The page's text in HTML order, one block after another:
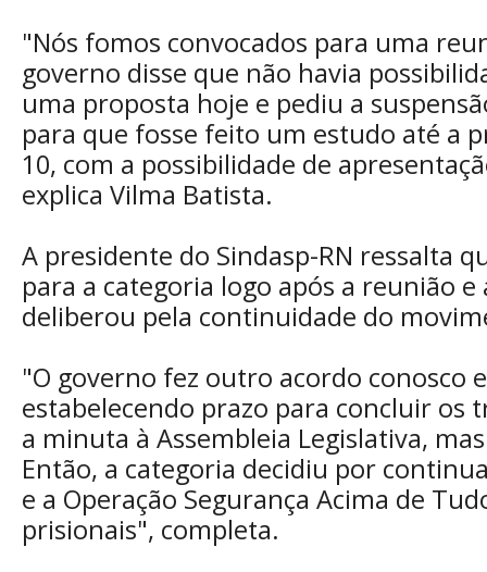
"Nós fomos convocados para uma
governo disse que não havia
uma proposta hoje e pediu a
para que fosse feito um estudo até a
10, com a possibilidade de
explica Vilma Batista.
A presidente do Sindasp-RN ressalta
para a categoria logo após a reunião e
deliberou pela continuidade do
"O governo fez outro acordo conosco
estabelecendo prazo para concluir os
a minuta à Assembleia Legislativa,
Então, a categoria decidiu por
e a Operação Segurança Acima de
prisionais", completa.